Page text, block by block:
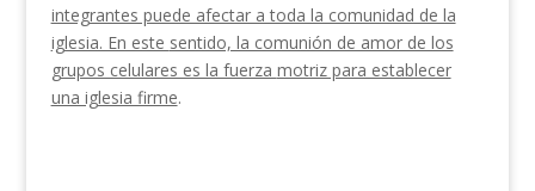
integrantes puede afectar a toda la comunidad de la
iglesia. En este sentido, la comunión de amor de los
grupos celulares es la fuerza motriz para establecer
una iglesia firme.